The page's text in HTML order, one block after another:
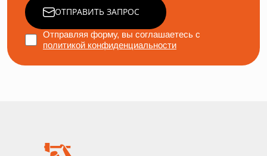
ОТПРАВИТЬ ЗАПРОС
Отправляя форму, вы соглашаетесь с
политикой конфиденциальности